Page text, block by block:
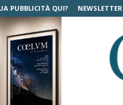
PUBBLICITÀ QUI? NEWSLETTER